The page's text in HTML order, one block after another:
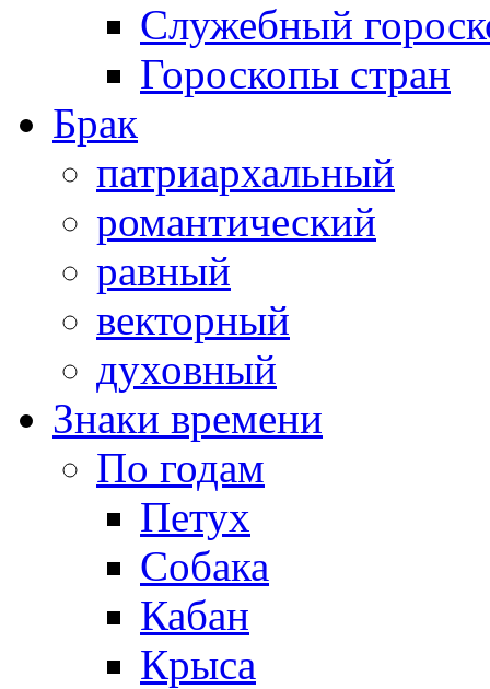
Служебный
Гороскопы стран
Брак
патриархальный
романтический
равный
векторный
духовный
Знаки времени
По годам
Петух
Собака
Кабан
Крыса